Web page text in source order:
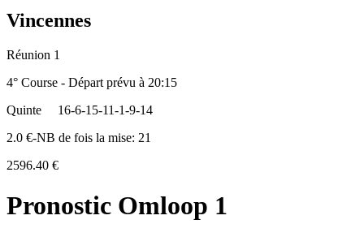
Vincennes
Réunion 1
4° Course - Départ prévu à 20:15
Quinte
16-6-15-11-1-9-14
2.0 €-NB de fois la mise: 21
2596.40 €
Pronostic Omloop 1